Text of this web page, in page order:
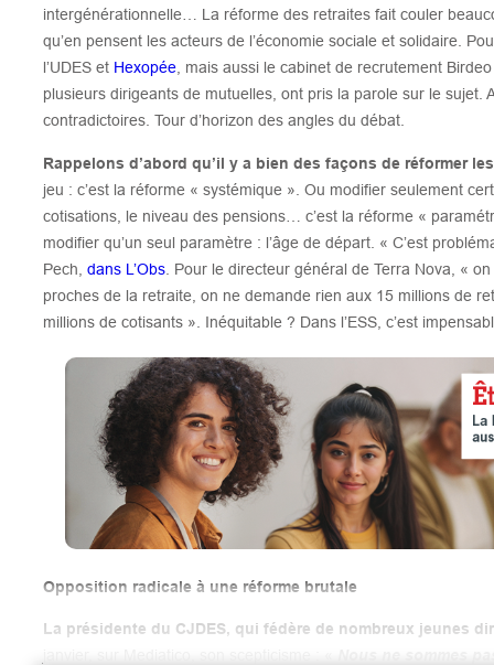
intergénérationnelle… La réforme des retraites fait couler
qu’en pensent les acteurs de l’économie sociale et solidaire.
l’UDES et Hexopée , mais aussi le cabinet de recrutement
plusieurs dirigeants de mutuelles, ont pris la parole sur le sujet.
contradictoires. Tour d’horizon des angles du débat.
Rappelons d’abord qu’il y a bien des façons de réformer
jeu : c’est la réforme « systémique ». Ou modifier seulement
cotisations, le niveau des pensions… c’est la réforme «
modifier qu’un seul paramètre : l’âge de départ. « C’est
Pech,dans L’Obs . Pour le directeur général de Terra Nova, «
proches de la retraite, on ne demande rien aux 15 millions de
millions de cotisants ». Inéquitable ? Dans l’ESS, c’est
Opposition radicale à une réforme brutale
La présidente du CJDES, qui fédère de nombreux jeunes